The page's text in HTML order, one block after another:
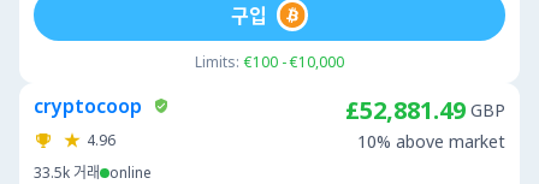
Limits: €100 - €10,000
구입
cryptocoop
4.96
33.5k 거래 online
£52,881.49 GBP
10% above market